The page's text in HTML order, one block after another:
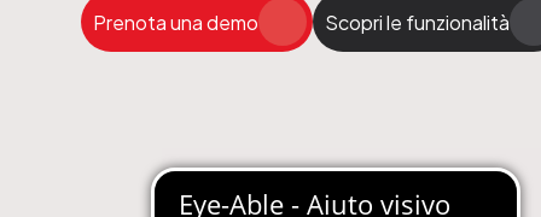
e Periodici
Siti Web Multilingua e Multibrand
Prenota una demo Scopri le funzionalità